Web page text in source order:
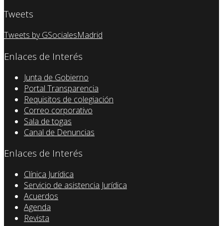
Tweets
Tweets by GSocialesMadrid
Enlaces de Interés
Junta de Gobierno
Portal Transparencia
Requisitos de colegiación
Correo corporativo
Sala de togas
Canal de Denuncias
Enlaces de Interés
Clínica Jurídica
Servicio de asistencia Jurídica
Acuerdos
Agenda
Revista